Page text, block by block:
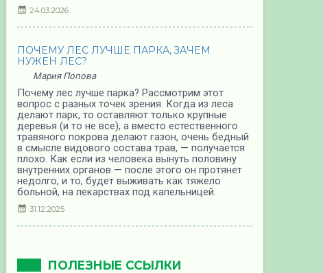
24.03.2026
ПОЧЕМУ ЛЕС ЛУЧШЕ ПАРКА, ЗАЧЕМ
НУЖЕН ЛЕС?
Мария Попова
Почему лес лучше парка? Рассмотрим этот
вопрос с разных точек зрения. Когда из леса
делают парк, то оставляют только крупные
деревья (и то не все), а вместо естественного
травяного покрова делают газон, очень бедный
в смысле видового состава трав, — получается
плохо. Как если из человека вынуть половину
внутренних органов — после этого он протянет
недолго, и то, будет выживать как тяжело
больной, на лекарствах под капельницей.
31.12.2025
ПОЛЕЗНЫЕ ССЫЛКИ